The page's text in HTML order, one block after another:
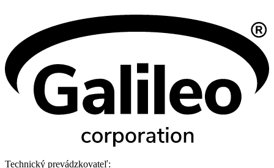
Technický prevádzkovateľ: